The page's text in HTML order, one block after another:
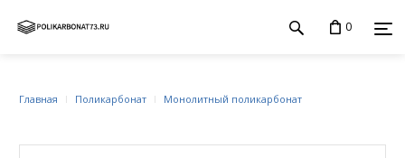
0
Главная Поликарбонат Монолитный поликарбонат